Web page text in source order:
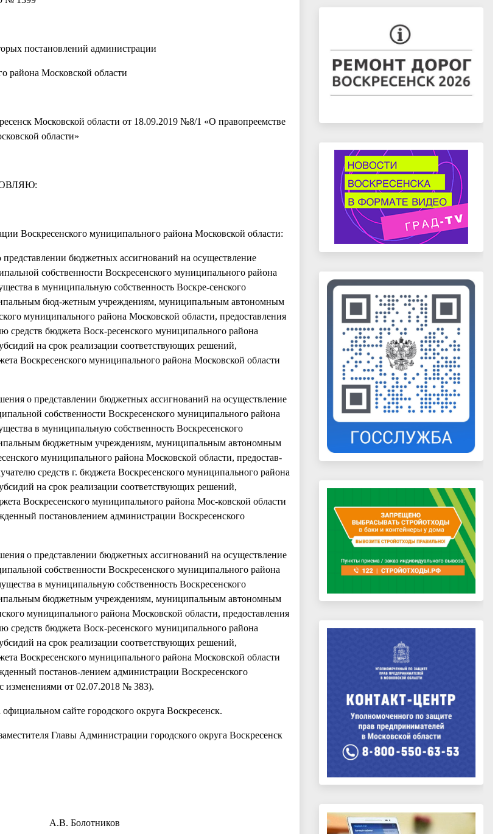
постановлений администрации
района Московской области
Московской области от 18.09.2019 №8/1 «О правопреемстве
области»
Воскресенского муниципального района Московской области:
бюджетных ассигнований на осуществление
собственности Воскресенского муниципального района
в муниципальную собственность Воскре-сенского
бюд-жетным учреждениям, муниципальным автономным
муниципального района Московской области, предоставления
средств бюджета Воск-ресенского муниципального района
на срок реализации соответствующих решений,
Воскресенского муниципального района Московской области
о представлении бюджетных ассигнований на осуществление
собственности Воскресенского муниципального района
в муниципальную собственность Воскресенского
бюджетным учреждениям, муниципальным автономным
муниципального района Московской области, предостав-
средств г. бюджета Воскресенского муниципального района
на срок реализации соответствующих решений,
Воскресенского муниципального района Мос-ковской области
постановлением администрации Воскресенского
о представлении бюджетных ассигнований на осуществление
собственности Воскресенского муниципального района
в муниципальную собственность Воскресенского
бюджетным учреждениям, муниципальным автономным
муниципального района Московской области, предоставления
средств бюджета Воск-ресенского муниципального района
на срок реализации соответствующих решений,
Воскресенского муниципального района Московской области
постанов-лением администрации Воскресенского
изменениями от 02.07.2018 № 383).
сайте городского округа Воскресенск.
Главы Администрации городского округа Воскресенск
Болотников